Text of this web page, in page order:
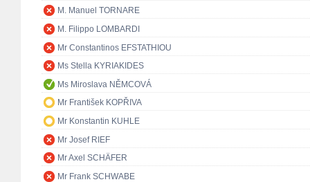
M. Manuel TORNARE
M. Filippo LOMBARDI
Mr Constantinos EFSTATHIOU
Ms Stella KYRIAKIDES
Ms Miroslava NĚMCOVÁ
Mr František KOPŘIVA
Mr Konstantin KUHLE
Mr Josef RIEF
Mr Axel SCHÄFER
Mr Frank SCHWABE